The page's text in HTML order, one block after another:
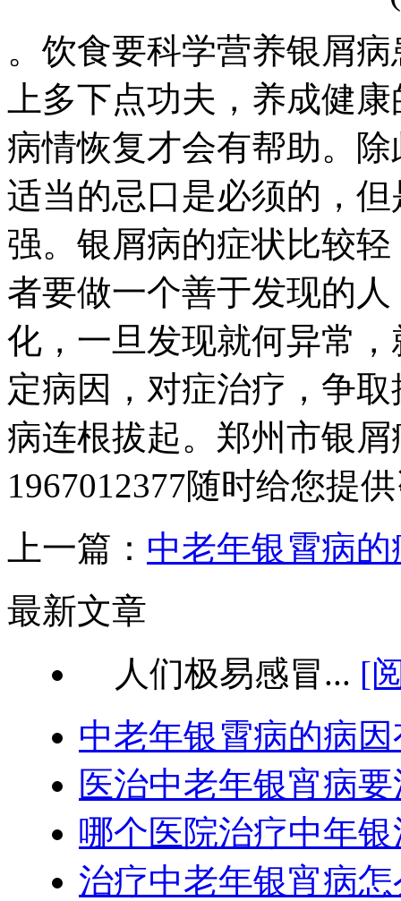
。饮食要科学营养银屑
上多下点功夫，养成健
病情恢复才会有帮助。
适当的忌口是必须的，
强。银屑病的症状比较
者要做一个善于发现的
化，一旦发现就何异常
定病因，对症治疗，争
病连根拔起。郑州市银屑
1967012377随时给您提
上一篇： 中老年银霄病
最新文章
人们极易感冒... [
中老年银霄病的病
医治中老年银宵病
哪个医院治疗中年
治疗中老年银宵病